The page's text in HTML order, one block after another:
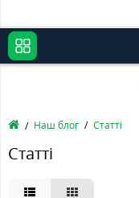
Наш блог Статті
Статті